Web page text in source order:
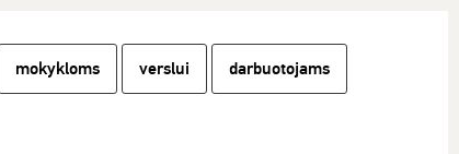
mokykloms verslui darbuotojams